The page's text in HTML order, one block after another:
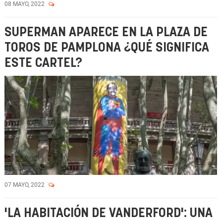
08 MAYO, 2022
SUPERMAN APARECE EN LA PLAZA DE
TOROS DE PAMPLONA ¿QUÉ SIGNIFICA
ESTE CARTEL?
07 MAYO, 2022
'LA HABITACIÓN DE VANDERFORD': UNA